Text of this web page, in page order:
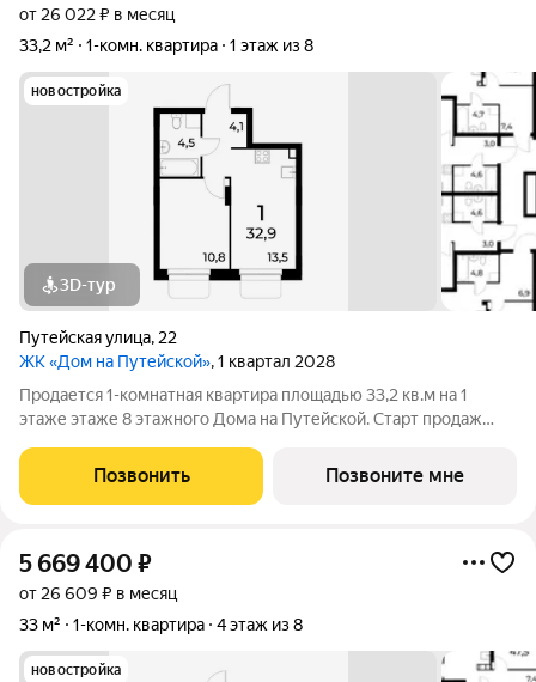
от 26 022 ₽ в месяц
33,2 м²
1-комн. квартира 1 этаж из 8
новостройка
3D-тур
Путейская улица, 22
ЖК «Дом на Путейской», 1 квартал 2028
Продается 1-комнатная квартира площадью 33,2 кв.м на 1
этаже этаже 8 этажного Дома на Путейской. Старт продаж
уютный проект от ГК АГРОСПЕЦТЕХ средней этажности (8
этажей) в Канавинском районе,
Позвонить Позвоните мне
5 669 400 ₽
от 26 609 ₽ в месяц
33 м²
1-комн. квартира 4 этаж из 8
новостройка